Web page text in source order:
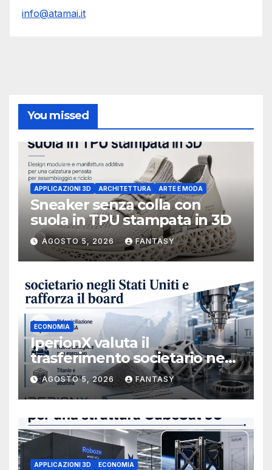
info@atamai.it
You missed
APPLICAZIONI 3D ARCHITETTURA ARTE E MODA
Sneaker senza colla con
suola in TPU stampata in 3D
AGOSTO 5, 2026 FANTASY
ECONOMIA
IperionX valuta il
trasferimento societario negli
Stati Uniti e rafforza il board,
ha nominato Michael J.
Loparco amministratore
indipendente non esecutivo
AGOSTO 5, 2026 FANTASY
APPLICAZIONI 3D ECONOMIA